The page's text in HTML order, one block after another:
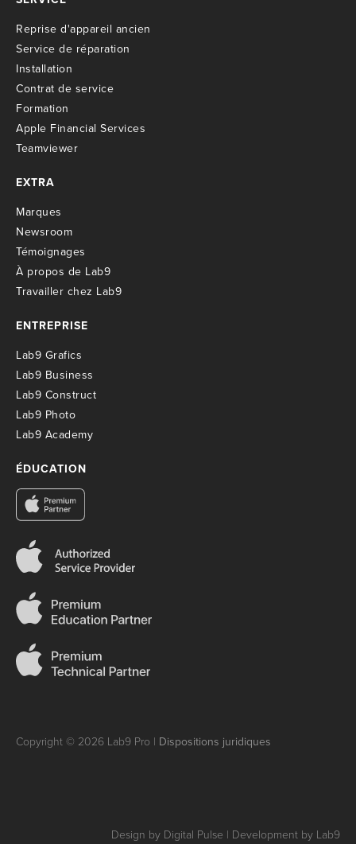
Reprise d'appareil ancien
Service de réparation
Installation
Contrat de service
Formation
Apple Financial Services
Teamviewer
EXTRA
Marques
Newsroom
Témoignages
À propos de Lab9
Travailler chez Lab9
ENTREPRISE
Lab9 Grafics
Lab9 Business
Lab9 Construct
Lab9 Photo
Lab9 Academy
ÉDUCATION
Copyright © 2026 Lab9 Pro | Dispositions juridiques
Design by Digital Pulse | Development by Lab9